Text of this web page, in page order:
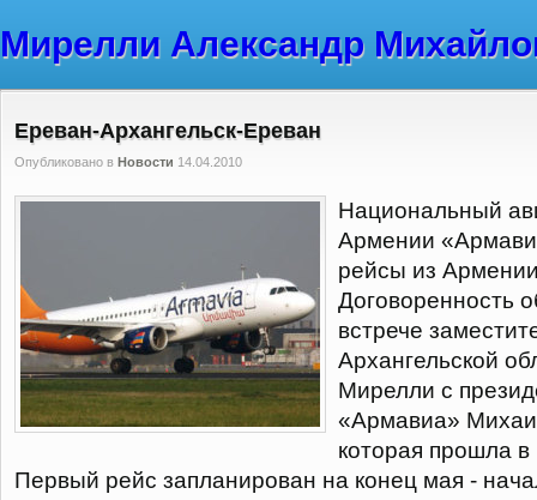
Мирелли Александр
Ереван-Архангельск-Ереван
Опубликовано в Новости 14.04.2010
Национальный
Армении
рейсы из
Договоренность
встрече
Архангельской
Мирелли с
«Армавиа»
которая прошла
Первый рейс запланирован на конец мая -